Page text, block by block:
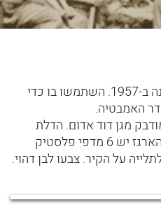
הארגז מתוצרת הארץ. הוא נקנה ב-1957. השתמשו בו כדי
האמבטיה.
מגן דוד אדום. הדלת
נפתחת ע"י שני צירים ובפנים הארגז יש 6 מדפי פלסטיק